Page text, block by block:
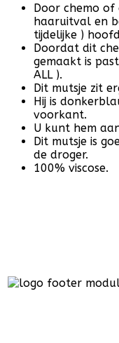
Door chemo of
haaruitval en
tijdelijke )
Doordat dit
gemaakt is
ALL ).
Dit mutsje zit
Hij is
voorkant.
U kunt hem
Dit mutsje is
de droger.
100% viscose.